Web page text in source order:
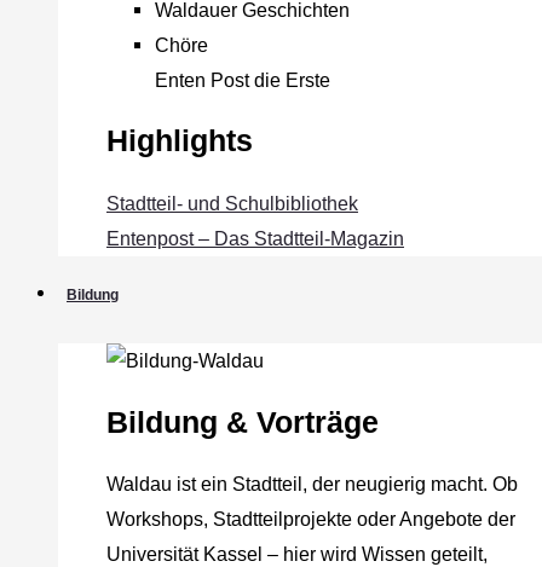
Waldauer Geschichten
Chöre
Enten Post die Erste
Highlights
Stadtteil- und Schulbibliothek
Entenpost – Das Stadtteil-Magazin
Bildung
Bildung & Vorträge
Waldau ist ein Stadtteil, der neugierig macht. Ob
Workshops, Stadtteilprojekte oder Angebote der
Universität Kassel – hier wird Wissen geteilt,